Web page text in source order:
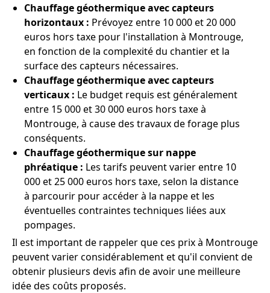
Chauffage géothermique avec capteurs
horizontaux : Prévoyez entre 10 000 et 20 000
euros hors taxe pour l'installation à Montrouge,
en fonction de la complexité du chantier et la
surface des capteurs nécessaires.
Chauffage géothermique avec capteurs
verticaux : Le budget requis est généralement
entre 15 000 et 30 000 euros hors taxe à
Montrouge, à cause des travaux de forage plus
conséquents.
Chauffage géothermique sur nappe
phréatique : Les tarifs peuvent varier entre 10
000 et 25 000 euros hors taxe, selon la distance
à parcourir pour accéder à la nappe et les
éventuelles contraintes techniques liées aux
pompages.
Il est important de rappeler que ces prix à Montrouge
peuvent varier considérablement et qu'il convient de
obtenir plusieurs devis afin de avoir une meilleure
idée des coûts proposés.